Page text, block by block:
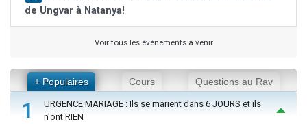
de Ungvar à Natanya!
Voir tous les événements à venir
+ Populaires Cours Questions au Rav
1
URGENCE MARIAGE : Ils se marient dans 6 JOURS et ils
n'ont RIEN